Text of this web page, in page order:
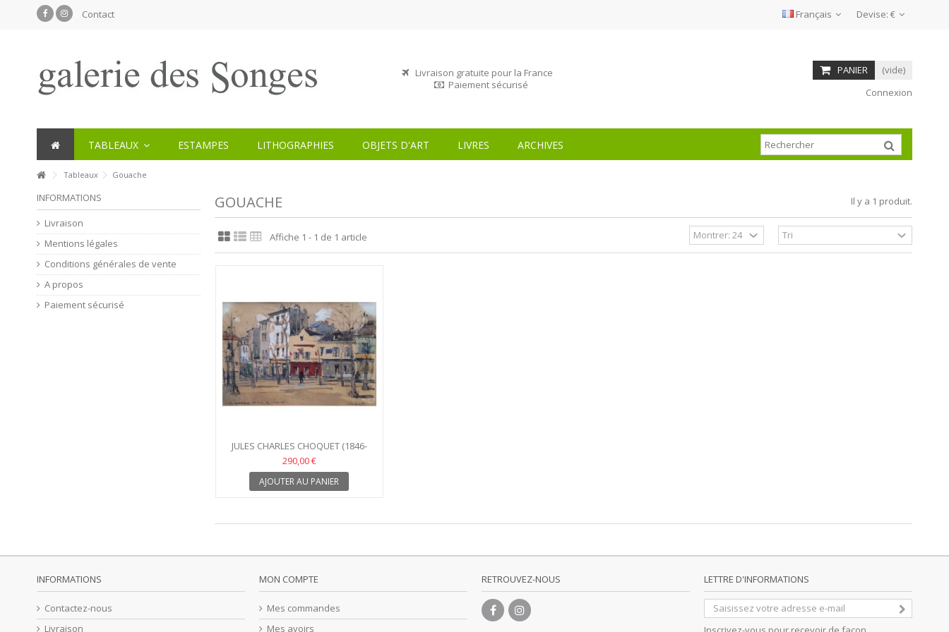
Devise: €
Français
Contact
Livraison gratuite pour la France
Paiement sécurisé
PANIER
(vide)
Connexion
TABLEAUX ESTAMPES LITHOGRAPHIES OBJETS D'ART LIVRES ARCHIVES
Tableaux Gouache
GOUACHE Il y a 1 produit.
Affiche 1 - 1 de 1 article
JULES CHARLES CHOQUET (1846-
1932)
290,00 €
AJOUTER AU PANIER
INFORMATIONS
Livraison
Mentions légales
Conditions générales de vente
A propos
Paiement sécurisé
INFORMATIONS
Contactez-nous
Livraison
MON COMPTE
Mes commandes
Mes avoirs
RETROUVEZ-NOUS LETTRE D'INFORMATIONS